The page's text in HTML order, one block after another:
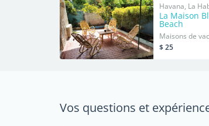
Havana, La
La Maison
Beach
Maisons de
$ 25
Vos questions et